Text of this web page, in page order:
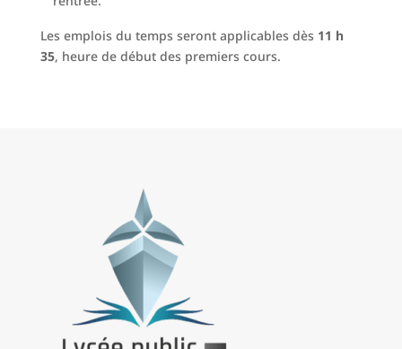
Les emplois du temps seront applicables dès 11 h
35, heure de début des premiers cours.